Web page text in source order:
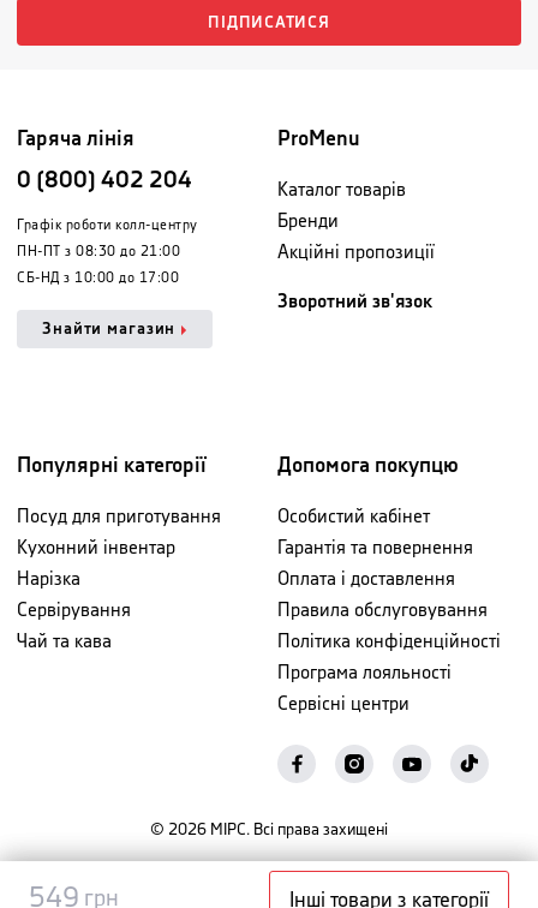
549 грн
549 грн Інші товари з категорії
ПІДПИСАТИСЯ
Гаряча лінія
0 (800) 402 204
Графік роботи колл-центру
ПН-ПТ з 08:30 до 21:00
СБ-НД з 10:00 до 17:00
Знайти магазин
ProMenu
Каталог товарів
Бренди
Акційні пропозиції
Зворотний зв'язок
Популярні категорії
Посуд для приготування
Кухонний інвентар
Нарізка
Сервірування
Чай та кава
Допомога покупцю
Особистий кабінет
Гарантія та повернення
Оплата і доставлення
Правила обслуговування
Політика конфіденційності
Програма лояльності
Сервісні центри
© 2026 МІРС. Всі права захищені